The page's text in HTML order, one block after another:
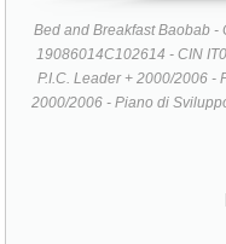
Bed and Breakfast Baobab -
19086014C102614 - CIN
P.I.C. Leader + 2000/2006 -
2000/2006 - Piano di